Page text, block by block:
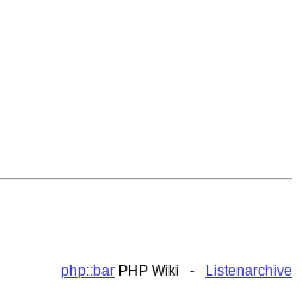
php::bar PHP Wiki - Listenarchive